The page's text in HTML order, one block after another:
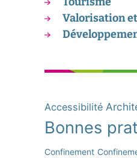
Valorisation
Accessibilité
Bonnes
Confinement